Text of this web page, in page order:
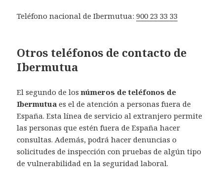
Teléfono nacional de Ibermutua:900 23 33 33
Otros teléfonos de contacto de
Ibermutua
El segundo de losnúmeros de teléfonos de
Ibermutua es el de atención a personas fuera de
España. Esta línea de servicio al extranjero permite
las personas que estén fuera de España hacer
consultas. Además, podrá hacer denuncias o
solicitudes de inspección con pruebas de algún tipo
de vulnerabilidad en la seguridad laboral.